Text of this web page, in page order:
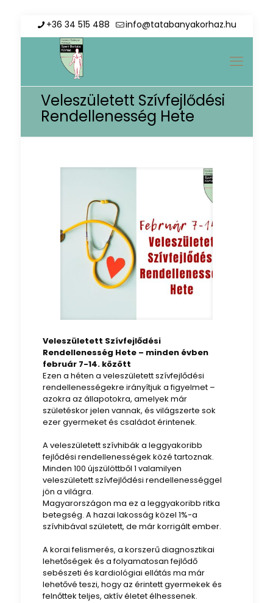
+36 34 515 488 info@tatabanyakorhaz.hu
Veleszületett Szívfejlődési
Rendellenesség Hete
Veleszületett Szívfejlődési
Rendellenesség Hete – minden évben
február 7-14. között
Ezen a héten a veleszületett szívfejlődési
rendellenességekre irányítjuk a figyelmet –
azokra az állapotokra, amelyek már
születéskor jelen vannak, és világszerte sok
ezer gyermeket és családot érintenek.
A veleszületett szívhibák a leggyakoribb
fejlődési rendellenességek közé tartoznak.
Minden 100 újszülöttből 1 valamilyen
veleszületett szívfejlődési rendellenességgel
jön a világra.
Magyarországon ma ez a leggyakoribb ritka
betegség. A hazai lakosság közel 1%-a
szívhibával született, de már korrigált ember.
A korai felismerés, a korszerű diagnosztikai
lehetőségek és a folyamatosan fejlődő
sebészeti és kardiológiai ellátás ma már
lehetővé teszi, hogy az érintett gyermekek és
felnőttek teljes, aktív életet élhessenek.